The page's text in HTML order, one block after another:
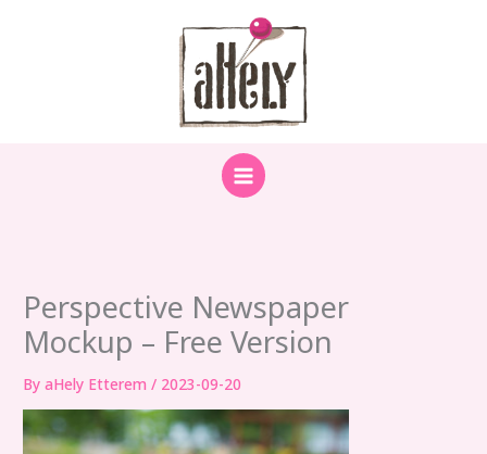
Perspective Newspaper
Mockup – Free Version
ByaHely Etterem/ 2023-09-20